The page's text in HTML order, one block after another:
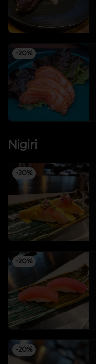
-20%
Nigiri
-20%
-20%
-20%